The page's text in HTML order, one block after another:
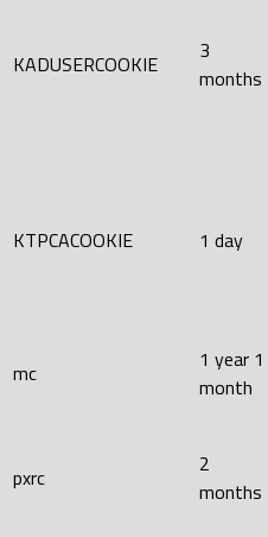
KADUSERCOOKIE
3
months
KTPCACOOKIE 1 day
mc
1 year 1
month
pxrc
2
months